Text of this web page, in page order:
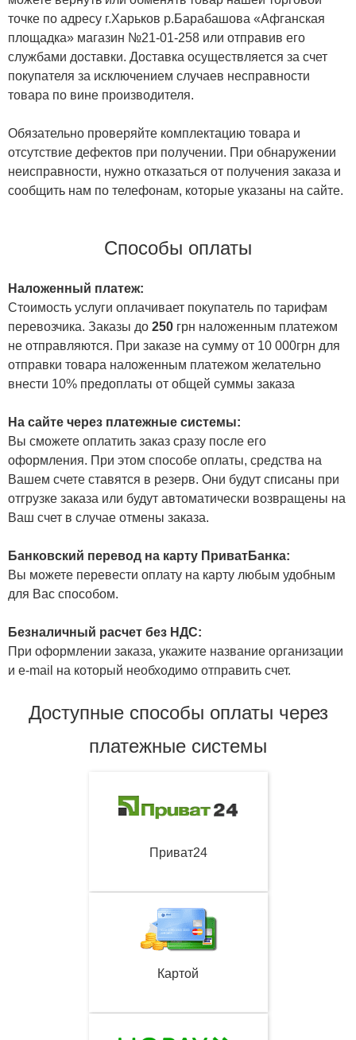
точке по адресу г.Харьков р.Барабашова «Афганская
площадка» магазин №21-01-258 или отправив его
службами доставки. Доставка осуществляется за счет
покупателя за исключением случаев несправности
товара по вине производителя.
Обязательно проверяйте комплектацию товара и
отсутствие дефектов при получении. При обнаружении
неисправности, нужно отказаться от получения заказа и
сообщить нам по телефонам, которые указаны на сайте.
Способы оплаты
Наложенный платеж:
Стоимость услуги оплачивает покупатель по тарифам
перевозчика. Заказы до 250 грн наложенным платежом
не отправляются. При заказе на сумму от 10 000грн для
отправки товара наложенным платежом желательно
внести 10% предоплаты от общей суммы заказа
На сайте через платежные системы:
Вы сможете оплатить заказ сразу после его
оформления. При этом способе оплаты, средства на
Вашем счете ставятся в резерв. Они будут списаны при
отгрузке заказа или будут автоматически возвращены на
Ваш счет в случае отмены заказа.
Банковский перевод на карту ПриватБанка:
Вы можете перевести оплату на карту любым удобным
для Вас способом.
Безналичный расчет без НДС:
При оформлении заказа, укажите название организации
и e-mail на который необходимо отправить счет.
Доступные способы оплаты через
платежные системы
Приват24
Картой